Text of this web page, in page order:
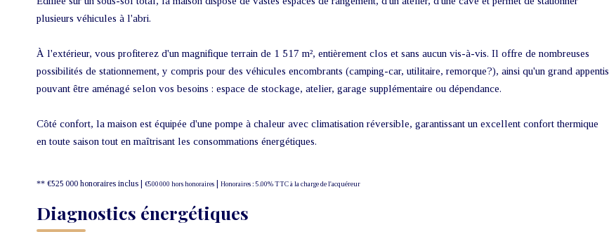
plusieurs véhicules à l'abri.
À l'extérieur, vous profiterez d'un magnifique terrain de 1 517 m², entièrement clos et sans aucun vis-à-vis. Il offre de nombreuses
possibilités de stationnement, y compris pour des véhicules encombrants (camping-car, utilitaire, remorque?), ainsi qu'un grand appentis
pouvant être aménagé selon vos besoins : espace de stockage, atelier, garage supplémentaire ou dépendance.
Côté confort, la maison est équipée d'une pompe à chaleur avec climatisation réversible, garantissant un excellent confort thermique
en toute saison tout en maîtrisant les consommations énergétiques.
** €525 000 honoraires inclus €500 000 hors honoraires Honoraires : 5.00% TTC à la charge de l'acquéreur
Diagnostics énergétiques